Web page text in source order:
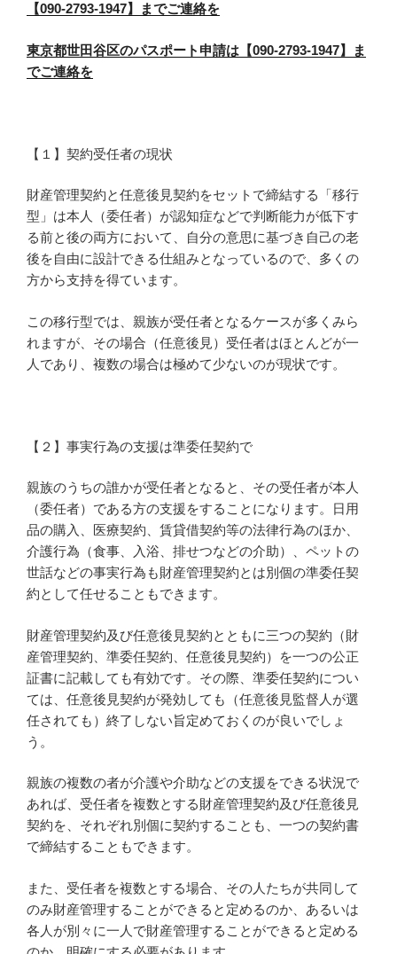
【090-2793-1947】までご連絡を
東京都世田谷区のパスポート申請は【090-2793-1947】ま
でご連絡を
【１】契約受任者の現状
財産管理契約と任意後見契約をセットで締結する「移行
型」は本人（委任者）が認知症などで判断能力が低下す
る前と後の両方において、自分の意思に基づき自己の老
後を自由に設計できる仕組みとなっているので、多くの
方から支持を得ています。
この移行型では、親族が受任者となるケースが多くみら
れますが、その場合（任意後見）受任者はほとんどが一
人であり、複数の場合は極めて少ないのが現状です。
【２】事実行為の支援は準委任契約で
親族のうちの誰かが受任者となると、その受任者が本人
（委任者）である方の支援をすることになります。日用
品の購入、医療契約、賃貸借契約等の法律行為のほか、
介護行為（食事、入浴、排せつなどの介助）、ペットの
世話などの事実行為も財産管理契約とは別個の準委任契
約として任せることもできます。
財産管理契約及び任意後見契約とともに三つの契約（財
産管理契約、準委任契約、任意後見契約）を一つの公正
証書に記載しても有効です。その際、準委任契約につい
ては、任意後見契約が発効しても（任意後見監督人が選
任されても）終了しない旨定めておくのが良いでしょ
う。
親族の複数の者が介護や介助などの支援をできる状況で
あれば、受任者を複数とする財産管理契約及び任意後見
契約を、それぞれ別個に契約することも、一つの契約書
で締結することもできます。
また、受任者を複数とする場合、その人たちが共同して
のみ財産管理することができると定めるのか、あるいは
各人が別々に一人で財産管理することができると定める